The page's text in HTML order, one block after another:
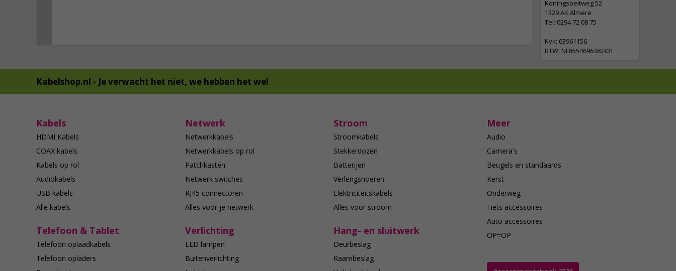
Koningsbeltweg 52
1329 AK Almere
Tel: 0294 72 08 75
Kvk: 63961156
BTW: NL855469638.B01
Kabelshop.nl - Je verwacht het niet, we hebben het wel
Kabels
HDMI Kabels
COAX kabels
Kabels op rol
Audiokabels
USB kabels
Alle kabels
Netwerk
Netwerkkabels
Netwerkkabels op rol
Patchkasten
Netwerk switches
RJ45 connectoren
Alles voor je netwerk
Stroom
Stroomkabels
Stekkerdozen
Batterijen
Verlengsnoeren
Elektriciteitskabels
Alles voor stroom
Telefoon & Tablet
Telefoon oplaadkabels
Telefoon opladers
Verlichting
LED lampen
Buitenverlichting
Hang- en sluitwerk
Deurbeslag
Raambeslag
Meer
Audio
Camera's
Beugels en standaards
Kerst
Onderweg
Fiets accessoires
Auto accessoires
OP=OP